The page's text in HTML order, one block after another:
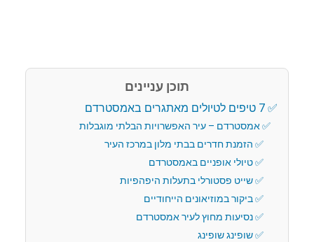
תוכן עניינים
7 טיפים לטיולים מאתגרים באמסטרדם
אמסטרדם – עיר האפשרויות הבלתי מוגבלות
הזמנת חדרים בבתי מלון במרכז העיר
טיולי אופניים באמסטרדם
שייט פסטורלי בתעלות היפהפיות
ביקור במוזיאונים הייחודיים
נסיעות מחוץ לעיר אמסטרדם
שופינג שופינג